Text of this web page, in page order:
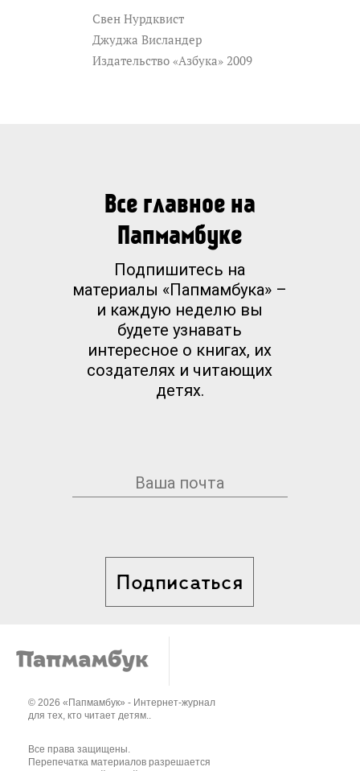
Свен Нурдквист
Джуджа Висландер
Издательство «Азбука» 2009
Все главное на
Папмамбуке
Подпишитесь на
материалы «Папмамбука» –
и каждую неделю вы
будете узнавать
интересное о книгах, их
создателях и читающих
детях.
Подписаться
© 2026 «Папмамбук» - Интернет-журнал
для тех, кто читает детям..
Все права защищены.
Перепечатка материалов разрешается